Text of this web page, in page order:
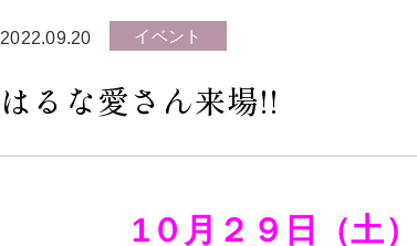
2022.09.20 イベント
はるな愛さん来場!!
1０月２９日（土